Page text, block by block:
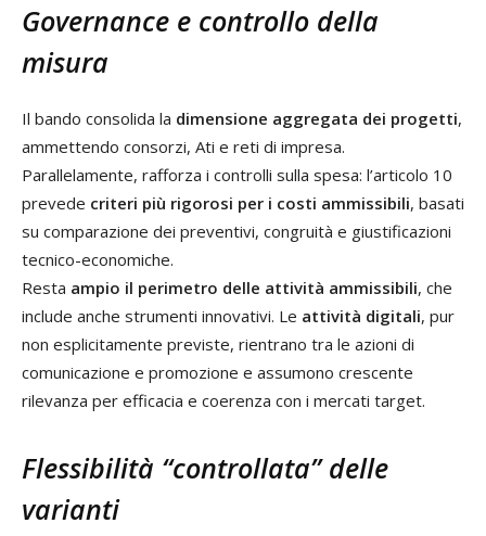
Governance e controllo della
misura
Il bando consolida la dimensione aggregata dei progetti,
ammettendo consorzi, Ati e reti di impresa.
Parallelamente, rafforza i controlli sulla spesa: l’articolo 10
prevede criteri più rigorosi per i costi ammissibili, basati
su comparazione dei preventivi, congruità e giustificazioni
tecnico-economiche.
Resta ampio il perimetro delle attività ammissibili, che
include anche strumenti innovativi. Le attività digitali, pur
non esplicitamente previste, rientrano tra le azioni di
comunicazione e promozione e assumono crescente
rilevanza per efficacia e coerenza con i mercati target.
Flessibilità “controllata” delle
varianti